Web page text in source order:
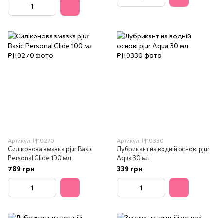
Артикул: PJ10270
Силіконова змазка pjur Basic
Personal Glide 100 мл
789 грн
Артикул: PJ10330
Лубрикант на водній основі pjur
Aqua 30 мл
339 грн